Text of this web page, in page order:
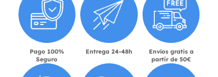
Pago 100%
Seguro
Entrega 24-48h
Envíos gratis a
partir de 50€